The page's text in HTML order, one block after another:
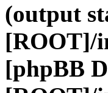
(output
[ROOT]/
[phpBB